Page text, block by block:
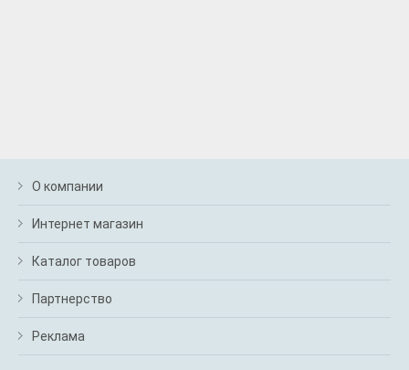
О компании
Интернет магазин
Каталог товаров
Партнерство
Реклама